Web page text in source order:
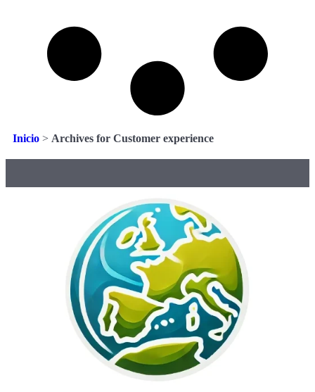
Inicio > Archives for Customer experience